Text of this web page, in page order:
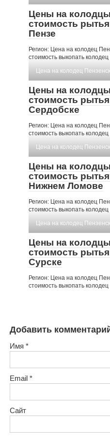
Цены на
стоимость
Пензе
Регион: Цена на колодец
стоимость выкопать
Цена на колодец
Цены на
стоимость
Сердобске
Регион: Цена на колодец
стоимость выкопать
Цена на колодец
Цены на
стоимость
Нижнем Ломове
Регион: Цена на колодец
стоимость выкопать
Цена на колодец
Цены на
стоимость
Сурске
Регион: Цена на колодец
стоимость выкопать
Добавить
Имя *
Email *
Сайт